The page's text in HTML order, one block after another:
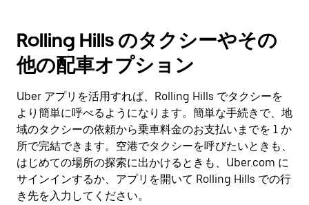
Rolling Hills のタクシーやその
他の配車オプション
Uber アプリを活用すれば、Rolling Hills でタクシーを
より簡単に呼べるようになります。簡単な手続きで、地
域のタクシーの依頼から乗車料金のお支払いまでを 1 か
所で完結できます。空港でタクシーを呼びたいときも、
はじめての場所の探索に出かけるときも、Uber.com に
サインインするか、アプリを開いて Rolling Hills での行
き先を入力してください。